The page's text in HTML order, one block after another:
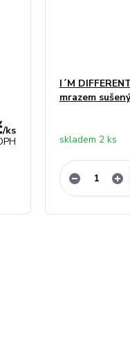
/ks
I´M
mrazem
skladem 2 ks